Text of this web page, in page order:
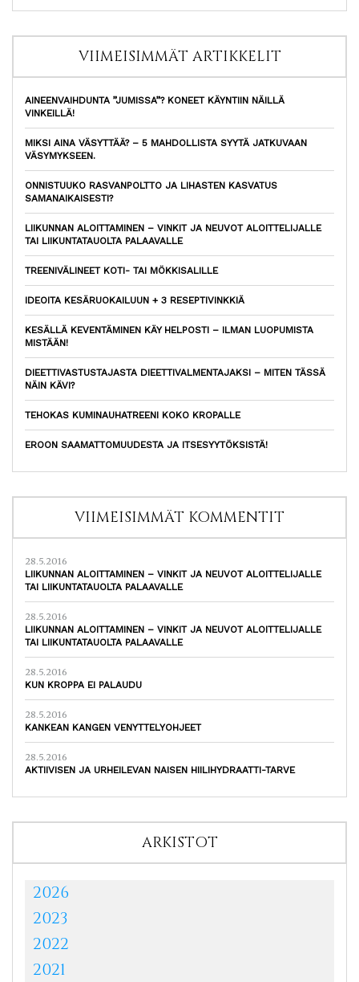
VIIMEISIMMÄT ARTIKKELIT
AINEENVAIHDUNTA ”JUMISSA”? KONEET KÄYNTIIN NÄILLÄ
VINKEILLÄ!
MIKSI AINA VÄSYTTÄÄ? – 5 MAHDOLLISTA SYYTÄ JATKUVAAN
VÄSYMYKSEEN.
ONNISTUUKO RASVANPOLTTO JA LIHASTEN KASVATUS
SAMANAIKAISESTI?
LIIKUNNAN ALOITTAMINEN – VINKIT JA NEUVOT ALOITTELIJALLE
TAI LIIKUNTATAUOLTA PALAAVALLE
TREENIVÄLINEET KOTI- TAI MÖKKISALILLE
IDEOITA KESÄRUOKAILUUN + 3 RESEPTIVINKKIÄ
KESÄLLÄ KEVENTÄMINEN KÄY HELPOSTI – ILMAN LUOPUMISTA
MISTÄÄN!
DIEETTIVASTUSTAJASTA DIEETTIVALMENTAJAKSI – MITEN TÄSSÄ
NÄIN KÄVI?
TEHOKAS KUMINAUHATREENI KOKO KROPALLE
EROON SAAMATTOMUUDESTA JA ITSESYYTÖKSISTÄ!
VIIMEISIMMÄT KOMMENTIT
28.5.2016
LIIKUNNAN ALOITTAMINEN – VINKIT JA NEUVOT ALOITTELIJALLE
TAI LIIKUNTATAUOLTA PALAAVALLE
28.5.2016
LIIKUNNAN ALOITTAMINEN – VINKIT JA NEUVOT ALOITTELIJALLE
TAI LIIKUNTATAUOLTA PALAAVALLE
28.5.2016
KUN KROPPA EI PALAUDU
28.5.2016
KANKEAN KANGEN VENYTTELYOHJEET
28.5.2016
AKTIIVISEN JA URHEILEVAN NAISEN HIILIHYDRAATTI-TARVE
ARKISTOT
2026
2023
2022
2021